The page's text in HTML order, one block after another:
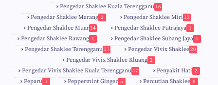
Pengedar Shaklee Kuala Terengganu 16
4
Pengedar Shaklee Marang 2 Pengedar Shaklee Miri 13
1
Pengedar Shaklee Muar 14
0
Pengedar Shaklee Putrajaya 1
Pengedar Shaklee Rawang 1 Pengedar Shaklee Subang Jaya 1
Pengedar Shaklee Terengganu 17 Pengedar Vivix Shaklee20
Pengedar Vivix Shaklee Kluang 2
Pengedar Vivix Shaklee Kuala Terengganu47 Penyakit Hati 2
Peparu 1 Peppermint Ginger 5 Percutian Shaklee 8